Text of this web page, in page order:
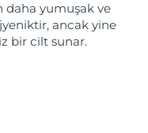
daha yumuşak ve
ancak yine
bir cilt sunar.